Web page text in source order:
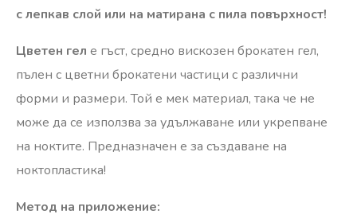
с лепкав слой или на матирана с пила повърхност!
Цветен гел е гъст, средно вискозен брокатен гел,
пълен с цветни брокатени частици с различни
форми и размери. Той е мек материал, така че не
може да се използва за удължаване или укрепване
на ноктите. Предназначен е за създаване на
ноктопластика!
Метод на приложение: